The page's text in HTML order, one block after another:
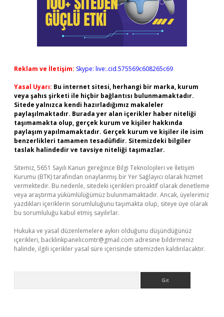
Reklam ve İletişim: Skype: live:.cid.575569c608265c69
Yasal Uyarı: Bu internet sitesi, herhangi bir marka, kurum
veya şahıs şirketi ile hiçbir bağlantısı bulunmamaktadır.
Sitede yalnızca kendi hazırladığımız makaleler
paylaşılmaktadır. Burada yer alan içerikler haber niteliği
taşımamakta olup, gerçek kurum ve kişiler hakkında
paylaşım yapılmamaktadır. Gerçek kurum ve kişiler ile isim
benzerlikleri tamamen tesadüfidir. Sitemizdeki bilgiler
taslak halindedir ve tavsiye niteliği taşımazlar.
Sitemiz, 5651 Sayılı Kanun gereğince Bilgi Teknolojileri ve İletişim
Kurumu (BTK) tarafından onaylanmış bir Yer Sağlayıcı olarak hizmet
vermektedir. Bu nedenle, sitedeki içerikleri proaktif olarak denetleme
veya araştırma yükümlülüğümüz bulunmamaktadır. Ancak, üyelerimiz
yazdıkları içeriklerin sorumluluğunu taşımakta olup, siteye üye olarak
bu sorumluluğu kabul etmiş sayılırlar.
Hukuka ve yasal düzenlemelere aykırı olduğunu düşündüğünüz
içerikleri, backlinkpanelicomtr@gmail.com adresine bildirmeniz
halinde, ilgili içerikler yasal süre içerisinde sitemizden kaldırılacaktır.